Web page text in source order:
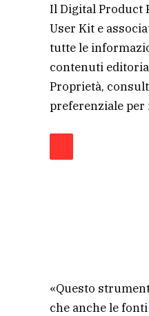
Il Digital Product
User Kit e
tutte le
contenuti
Proprietà,
preferenziale per
«Questo
che anche le